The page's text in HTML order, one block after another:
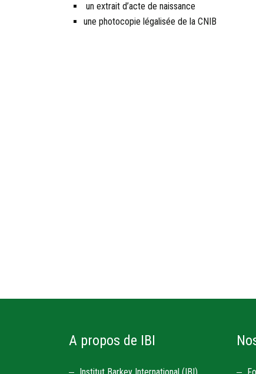
un extrait d’acte de naissance
une photocopie légalisée de la CNIB
A propos de IBI